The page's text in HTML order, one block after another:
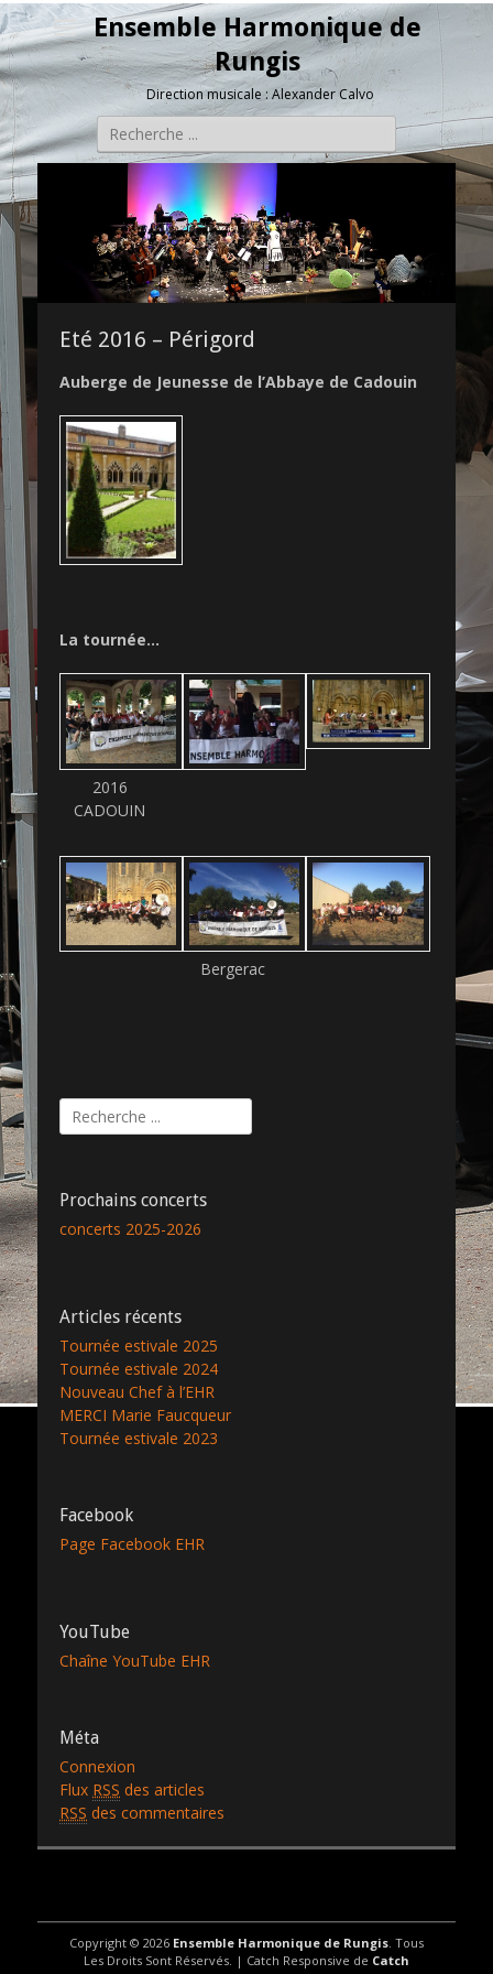
Ensemble Harmonique de
Rungis
Direction musicale : Alexander Calvo
Rechercher :
Eté 2016 – Périgord
Auberge de Jeunesse de l’Abbaye de Cadouin
La tournée…
2016
CADOUIN
Bergerac
Rechercher :
Prochains concerts
concerts 2025-2026
Articles récents
Tournée estivale 2025
Tournée estivale 2024
Nouveau Chef à l’EHR
MERCI Marie Faucqueur
Tournée estivale 2023
Facebook
Page Facebook EHR
YouTube
Chaîne YouTube EHR
Méta
Connexion
Flux RSS des articles
RSS des commentaires
Copyright © 2026 Ensemble Harmonique de Rungis . Tous
Les Droits Sont Réservés. | Catch Responsive de Catch